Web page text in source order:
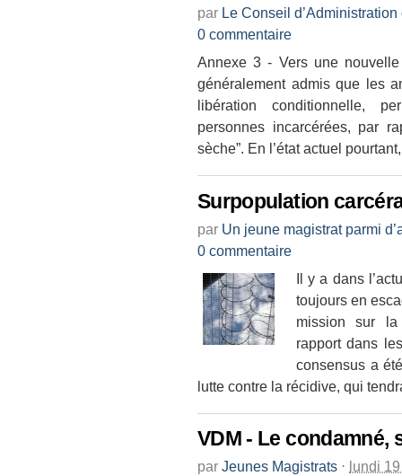
par Le Conseil d’Administration
0 commentaire
Annexe 3 - Vers une
généralement admis que les
libération conditionnelle,
personnes incarcérées, par
sèche”. En l’état actuel
Surpopulation
par Un jeune magistrat parmi
0 commentaire
Il y a dans
toujours en
mission sur la
rapport dans
consensus a
lutte contre la récidive, qui
VDM - Le condamné,
par Jeunes Magistrats ⋅ lundi